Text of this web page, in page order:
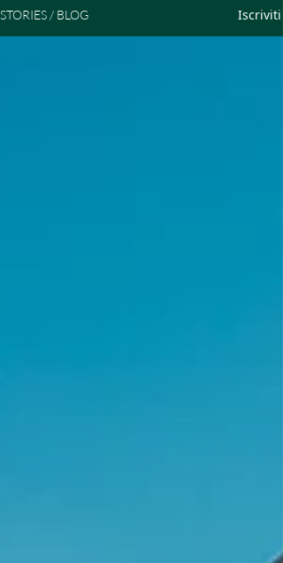
STORIES / BLOG Iscriviti